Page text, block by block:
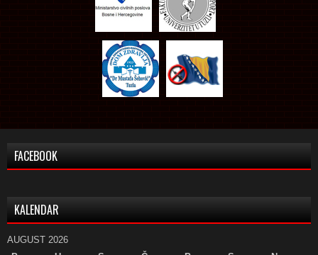
FACEBOOK
KALENDAR
AUGUST 2026